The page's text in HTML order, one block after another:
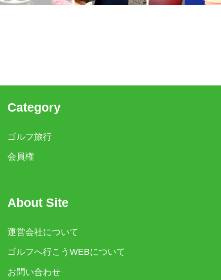
Category
ゴルフ旅行
会員権
About Site
運営会社について
ゴルフへ行こうWEBについて
お問い合わせ